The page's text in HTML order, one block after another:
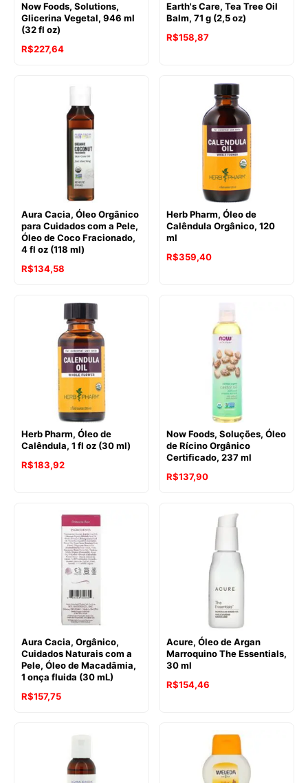
Now Foods, Solutions,
Glicerina Vegetal, 946 ml
(32 fl oz)
R$227,64
Earth's Care, Tea Tree Oil
Balm, 71 g (2,5 oz)
R$158,87
Aura Cacia, Óleo Orgânico
para Cuidados com a Pele,
Óleo de Coco Fracionado,
4 fl oz (118 ml)
R$134,58
Herb Pharm, Óleo de
Calêndula Orgânico, 120
ml
R$359,40
Herb Pharm, Óleo de
Calêndula, 1 fl oz (30 ml)
R$183,92
Now Foods, Soluções, Óleo
de Rícino Orgânico
Certificado, 237 ml
R$137,90
Aura Cacia, Orgânico,
Cuidados Naturais com a
Pele, Óleo de Macadâmia,
1 onça fluida (30 mL)
R$157,75
Acure, Óleo de Argan
Marroquino The Essentials,
30 ml
R$154,46